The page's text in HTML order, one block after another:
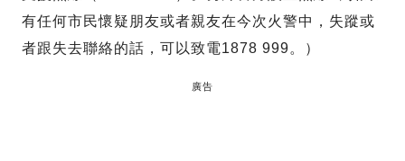
有任何市民懷疑朋友或者親友在今次火警中，失蹤或
者跟失去聯絡的話，可以致電1878 999。）
廣告